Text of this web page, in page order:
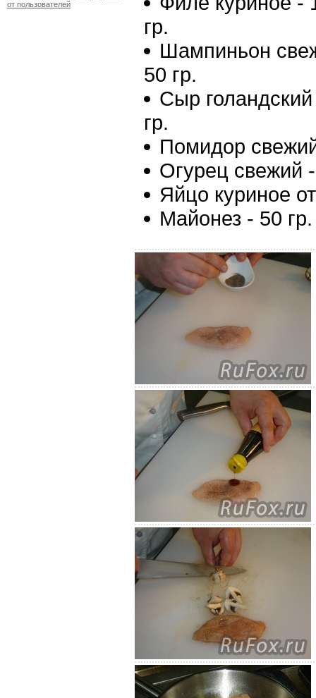
от пользователей
гр.
Шампиньон
50 гр.
Сыр
гр.
Помидор
Огурец свежий
Яйцо куриное
Майонез - 50 гр.